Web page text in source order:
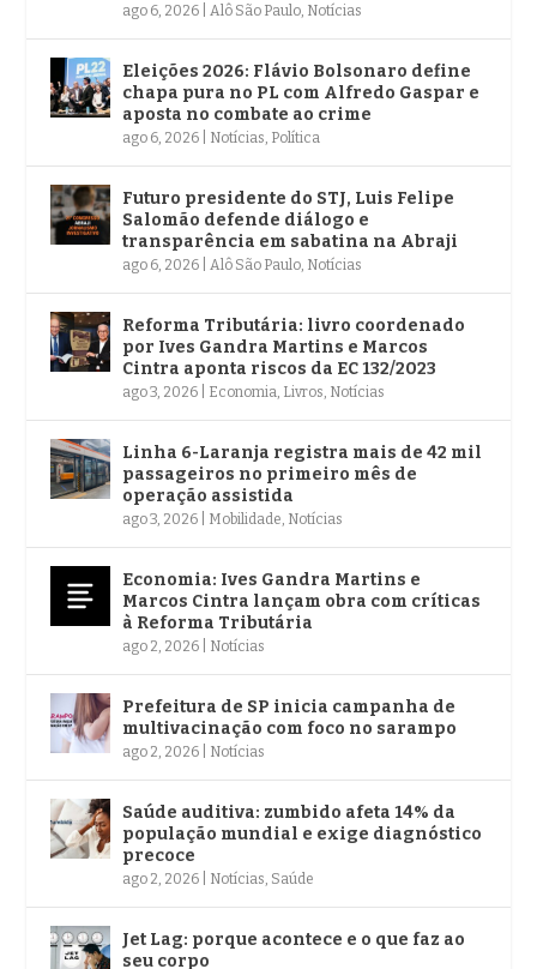
ago 6, 2026 Alô São Paulo Notícias
Eleições 2026: Flávio Bolsonaro define
chapa pura no PL com Alfredo Gaspar e
aposta no combate ao crime
ago 6, 2026 Notícias Política
Futuro presidente do STJ, Luis Felipe
Salomão defende diálogo e
transparência em sabatina na Abraji
ago 6, 2026 Alô São Paulo Notícias
Reforma Tributária: livro coordenado
por Ives Gandra Martins e Marcos
Cintra aponta riscos da EC 132/2023
ago 3, 2026 Economia Livros Notícias
Linha 6-Laranja registra mais de 42 mil
passageiros no primeiro mês de
operação assistida
ago 3, 2026 Mobilidade Notícias
Economia: Ives Gandra Martins e
Marcos Cintra lançam obra com críticas
à Reforma Tributária
ago 2, 2026 Notícias
Prefeitura de SP inicia campanha de
multivacinação com foco no sarampo
ago 2, 2026 Notícias
Saúde auditiva: zumbido afeta 14% da
população mundial e exige diagnóstico
precoce
ago 2, 2026 Notícias Saúde
Jet Lag: porque acontece e o que faz ao
seu corpo